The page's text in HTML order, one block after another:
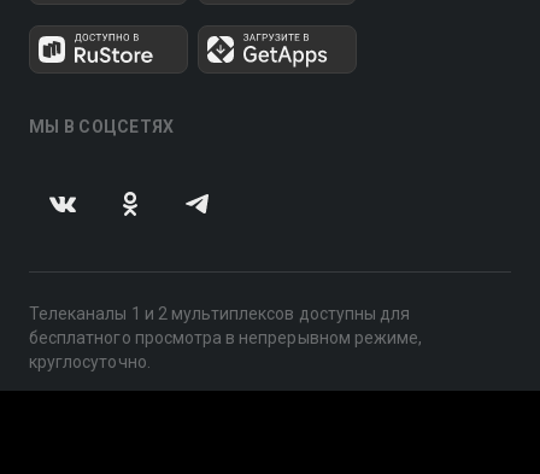
МЫ В СОЦСЕТЯХ
Телеканалы 1 и 2 мультиплексов доступны для
бесплатного просмотра в непрерывном режиме,
круглосуточно.